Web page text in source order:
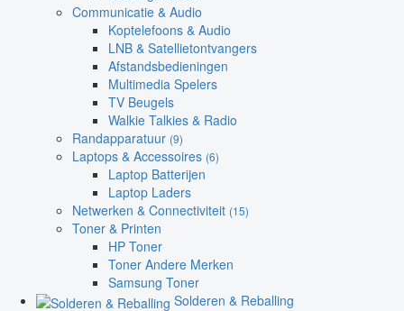
Communicatie & Audio
Koptelefoons & Audio
LNB & Satellietontvangers
Afstandsbedieningen
Multimedia Spelers
TV Beugels
Walkie Talkies & Radio
Randapparatuur (9)
Laptops & Accessoires (6)
Laptop Batterijen
Laptop Laders
Netwerken & Connectiviteit (15)
Toner & Printen
HP Toner
Toner Andere Merken
Samsung Toner
Solderen & Reballing